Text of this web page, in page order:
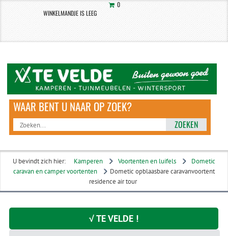
0
WINKELMANDJE IS LEEG
ZOEKEN
U bevindt zich hier: Kamperen Voortenten en luifels
Dometic
caravan en camper voortenten
Dometic opblaasbare caravanvoortent
residence air tour
√ TE VELDE !